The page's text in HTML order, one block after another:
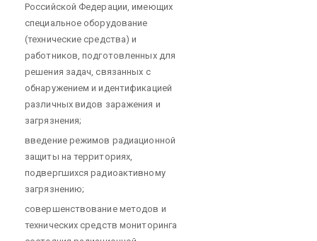
Российской Федерации, имеющих
специальное оборудование
(технические средства) и
работников, подготовленных для
решения задач, связанных с
обнаружением и идентификацией
различных видов заражения и
загрязнения;
введение режимов радиационной
защиты на территориях,
подвергшихся радиоактивному
загрязнению;
совершенствование методов и
технических средств мониторинга